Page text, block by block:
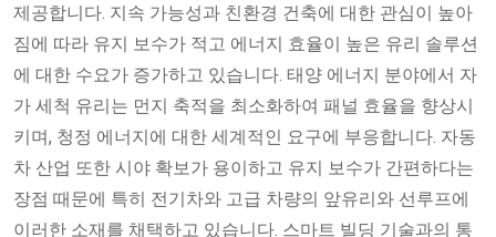
제공합니다. 지속 가능성과 친환경 건축에 대한 관심이 높아
짐에 따라 유지 보수가 적고 에너지 효율이 높은 유리 솔루션
에 대한 수요가 증가하고 있습니다. 태양 에너지 분야에서 자
가 세척 유리는 먼지 축적을 최소화하여 패널 효율을 향상시
키며, 청정 에너지에 대한 세계적인 요구에 부응합니다. 자동
차 산업 또한 시야 확보가 용이하고 유지 보수가 간편하다는
장점 때문에 특히 전기차와 고급 차량의 앞유리와 선루프에
이러한 소재를 채택하고 있습니다. 스마트 빌딩 기술과의 통